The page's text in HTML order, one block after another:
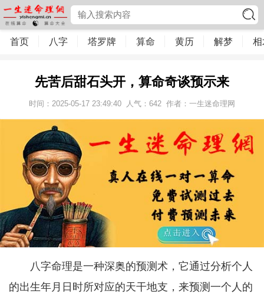
首页 八字 塔罗牌 算命 黄历 解梦 相
先苦后甜石头开，算命奇谈预示来
时间：2025-05-17 23:49:40 人气： 642 作者：一生迷命理网
八字命理是一种深奥的预测术，它通过分析个人
的出生年月日时所对应的天干地支，来预测一个人的